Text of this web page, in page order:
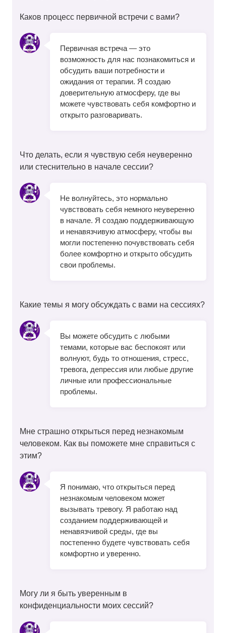
Каков процесс первичной встречи с вами?
Первичная встреча — это
возможность для нас познакомиться и
обсудить ваши потребности и
ожидания от терапии. Я создаю
доверительную атмосферу, где вы
можете чувствовать себя комфортно и
открыто разговаривать.
Что делать, если я чувствую себя неуверенно
или стеснительно в начале сессии?
Не волнуйтесь, это нормально
чувствовать себя немного неуверенно
в начале. Я создаю поддерживающую
и ненавязчивую атмосферу, чтобы вы
могли постепенно почувствовать себя
более комфортно и открыто обсудить
свои проблемы.
Какие темы я могу обсуждать с вами на сессиях?
Вы можете обсудить с любыми
темами, которые вас беспокоят или
волнуют, будь то отношения, стресс,
тревога, депрессия или любые другие
личные или профессиональные
проблемы.
Мне страшно открыться перед незнакомым
человеком. Как вы поможете мне справиться с
этим?
Я понимаю, что открыться перед
незнакомым человеком может
вызывать тревогу. Я работаю над
созданием поддерживающей и
ненавязчивой среды, где вы
постепенно будете чувствовать себя
комфортно и уверенно.
Могу ли я быть уверенным в
конфиденциальности моих сессий?